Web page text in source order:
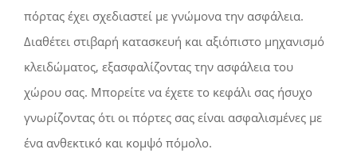
πόρτας έχει σχεδιαστεί με γνώμονα την ασφάλεια.
Διαθέτει στιβαρή κατασκευή και αξιόπιστο μηχανισμό
κλειδώματος, εξασφαλίζοντας την ασφάλεια του
χώρου σας. Μπορείτε να έχετε το κεφάλι σας ήσυχο
γνωρίζοντας ότι οι πόρτες σας είναι ασφαλισμένες με
ένα ανθεκτικό και κομψό πόμολο.